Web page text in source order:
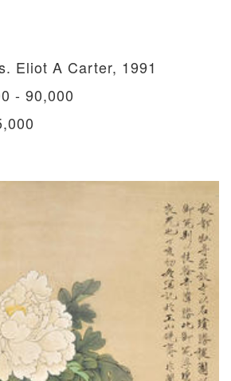
Eliot A Carter, 1991
- 90,000